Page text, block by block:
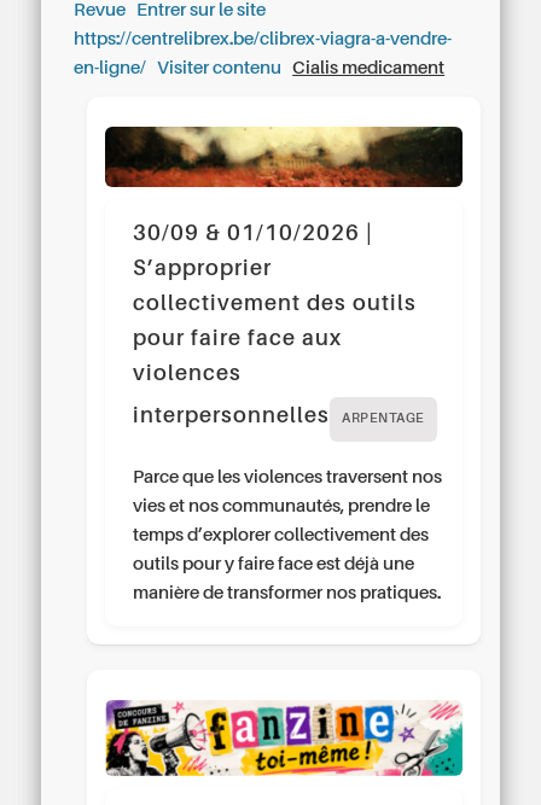
Revue
Entrer sur le site
https://centrelibrex.be/clibrex-viagra-a-vendre-
en-ligne/
Visiter contenu Cialis medicament
30/09 & 01/10/2026 |
S’approprier
collectivement des outils
pour faire face aux
violences
interpersonnelles
ARPENTAGE
Parce que les violences traversent nos
vies et nos communautés, prendre le
temps d’explorer collectivement des
outils pour y faire face est déjà une
manière de transformer nos pratiques.